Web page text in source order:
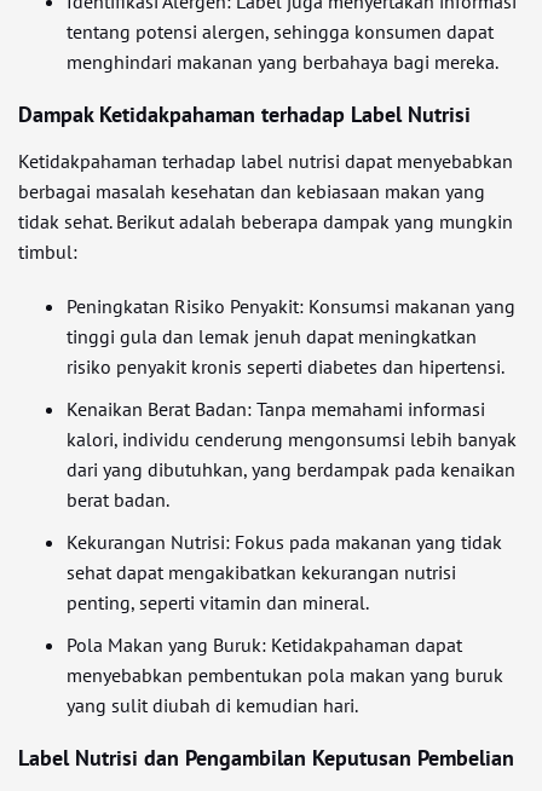
tentang potensi alergen, sehingga konsumen dapat
menghindari makanan yang berbahaya bagi mereka.
Dampak Ketidakpahaman terhadap Label Nutrisi
Ketidakpahaman terhadap label nutrisi dapat menyebabkan
berbagai masalah kesehatan dan kebiasaan makan yang
tidak sehat. Berikut adalah beberapa dampak yang mungkin
timbul:
Peningkatan Risiko Penyakit: Konsumsi makanan yang
tinggi gula dan lemak jenuh dapat meningkatkan
risiko penyakit kronis seperti diabetes dan hipertensi.
Kenaikan Berat Badan: Tanpa memahami informasi
kalori, individu cenderung mengonsumsi lebih banyak
dari yang dibutuhkan, yang berdampak pada kenaikan
berat badan.
Kekurangan Nutrisi: Fokus pada makanan yang tidak
sehat dapat mengakibatkan kekurangan nutrisi
penting, seperti vitamin dan mineral.
Pola Makan yang Buruk: Ketidakpahaman dapat
menyebabkan pembentukan pola makan yang buruk
yang sulit diubah di kemudian hari.
Label Nutrisi dan Pengambilan Keputusan Pembelian